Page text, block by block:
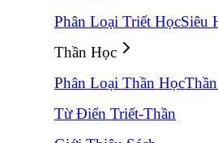
Phân Loại Triết HọcSiêu
Thần Học
Phân Loại Thần Học
Từ Điển Triết-Thần